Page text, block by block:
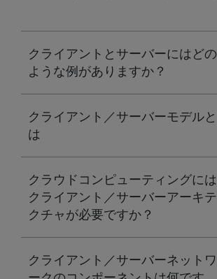
クライアントとサーバーにはどの
ような例がありますか？
クライアント／サーバーモデルと
は
クラウドコンピューティングには
クライアント／サーバーアーキテ
クチャが必要ですか？
クライアント／サーバーネットワ